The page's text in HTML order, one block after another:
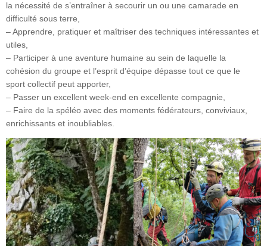
la nécessité de s’entraîner à secourir un ou une camarade en
difficulté sous terre,
– Apprendre, pratiquer et maîtriser des techniques intéressantes et
utiles,
– Participer à une aventure humaine au sein de laquelle la
cohésion du groupe et l’esprit d’équipe dépasse tout ce que le
sport collectif peut apporter,
– Passer un excellent week-end en excellente compagnie,
– Faire de la spéléo avec des moments fédérateurs, conviviaux,
enrichissants et inoubliables.